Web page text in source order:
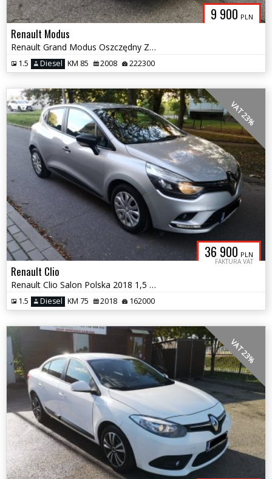
9 900 PLN
Renault Modus
Renault Grand Modus Oszczędny Zamiana
1.5 Diesel KM 85 2008 222300
36 900 PLN
FAKTURA VAT
VAT 23%
Renault Clio
Renault Clio Salon Polska 2018 1,5 Diesel Zamiana
1.5 Diesel KM 75 2018 162000
VAT 23%